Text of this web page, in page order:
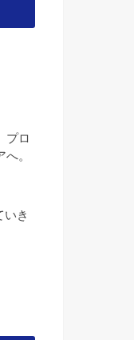
プロ
。
いき